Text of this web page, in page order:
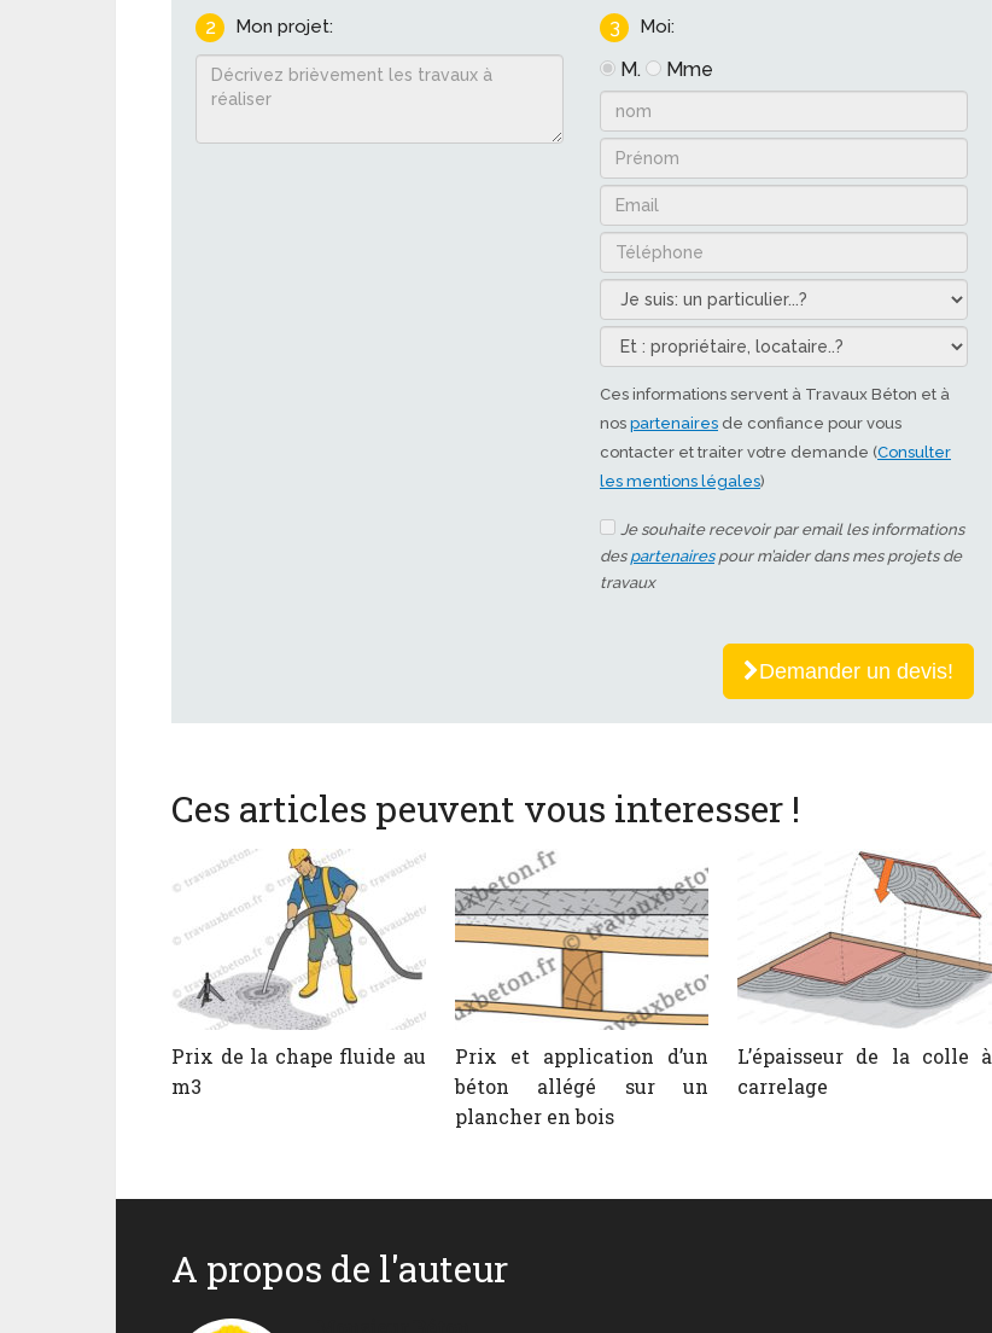
2 Mon projet: 3 Moi:
M. Mme
Ces informations servent à Travaux Béton et à
nos partenaires de confiance pour vous
contacter et traiter votre demande (Consulter
les mentions légales)
Je souhaite recevoir par email les informations
des partenairespour m’aider dans mes projets de
travaux
Demander un devis!
Ces articles peuvent vous interesser !
Prix de la chape fluide au
m3
Prix et application d’un
béton allégé sur un
plancher en bois
L’épaisseur de la colle à
carrelage
A propos de l'auteur